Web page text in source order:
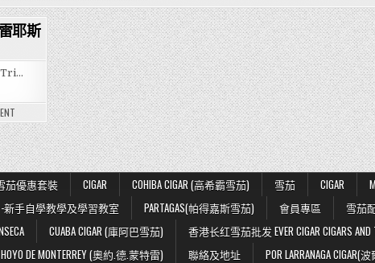
耶斯
Tri…
【古
巴
雪
茄,CIGAR】-
特
立
尼
達
耶
斯
-
TRINIDAD
REYES
茄優惠套裝 CIGAR COHIBA CIGAR (高希霸雪茄) 雪茄 CIGAR
-新手自學教學及學習教室
PARTAGAS(帕得嘉斯雪茄) 會員專區 雪茄
CUABA CIGAR (庫阿巴雪茄) 香港长红雪茄批发 EVER CIGAR CIGARS AND
HOYO DE MONTERREY (奧約.德.蒙特雷) 聯絡及地址 POR LARRANAGA